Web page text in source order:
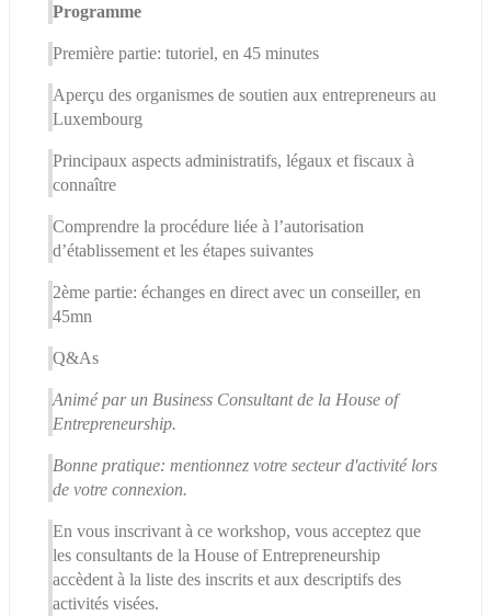
Programme
Première partie: tutoriel, en 45 minutes
Aperçu des organismes de soutien aux entrepreneurs au
Luxembourg
Principaux aspects administratifs, légaux et fiscaux à
connaître
Comprendre la procédure liée à l’autorisation
d’établissement et les étapes suivantes
2ème partie: échanges en direct avec un conseiller, en
45mn
Q&As
Animé par un Business Consultant de la House of
Entrepreneurship.
Bonne pratique: mentionnez votre secteur d'activité lors
de votre connexion.
En vous inscrivant à ce workshop, vous acceptez que
les consultants de la House of Entrepreneurship
accèdent à la liste des inscrits et aux descriptifs des
activités visées.